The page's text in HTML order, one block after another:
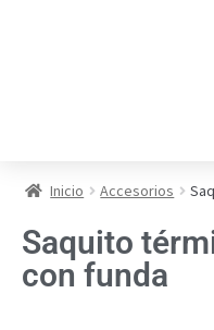
Inicio Accesorios
Saquito
con funda